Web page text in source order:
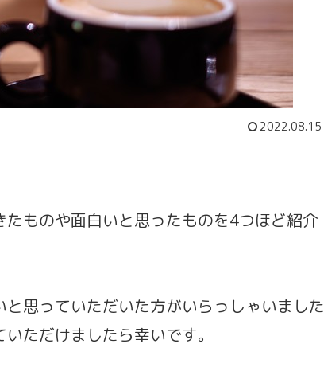
2022.08.15
ものや面白いと思ったものを4つほど紹介
思っていただいた方がいらっしゃいました
ただけましたら幸いです。